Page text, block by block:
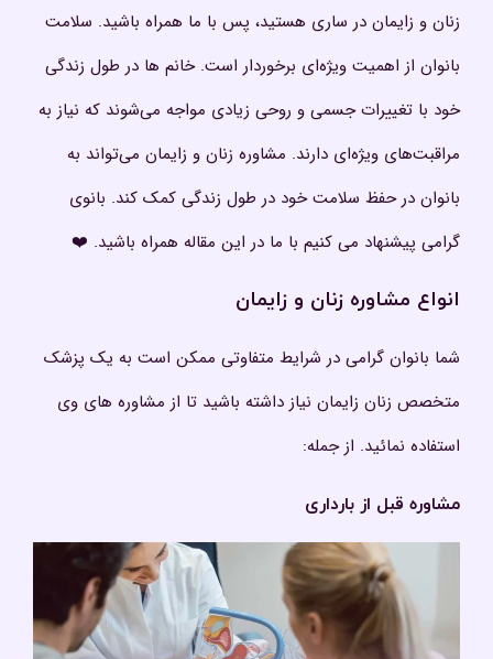
زنان و زایمان در ساری هستید، پس با ما همراه باشید. سلامت
بانوان از اهمیت ویژه‌ای برخوردار است. خانم ها در طول زندگی
خود با تغییرات جسمی و روحی زیادی مواجه می‌شوند که نیاز به
مراقبت‌های ویژه‌ای دارند. مشاوره زنان و زایمان می‌تواند به
بانوان در حفظ سلامت خود در طول زندگی کمک کند. بانوی
گرامی پیشنهاد می کنیم با ما در این مقاله همراه باشید. ❤️
انواع مشاوره زنان و زایمان
شما بانوان گرامی در شرایط متفاوتی ممکن است به یک پزشک
متخصص زنان زایمان نیاز داشته باشید تا از مشاوره های وی
استفاده نمائید. از جمله:
مشاوره قبل از بارداری